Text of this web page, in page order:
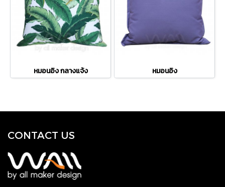
หมอนอิง กลางแจ้ง หมอนอิง
CONTACT US